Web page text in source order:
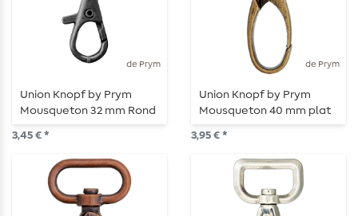
de Prym
Union Knopf by Prym
Mousqueton 32 mm Rond
vieil argent
3,45 € *
de Prym
Union Knopf by Prym
Mousqueton 40 mm plat
laiton ancien
3,95 € *